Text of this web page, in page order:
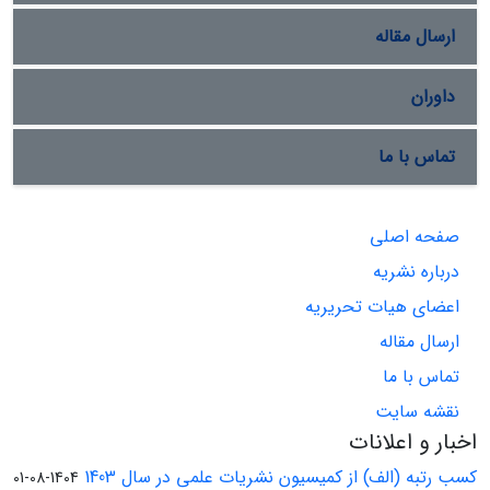
ارسال مقاله
داوران
تماس با ما
صفحه اصلی
درباره نشریه
اعضای هیات تحریریه
ارسال مقاله
تماس با ما
نقشه سایت
اخبار و اعلانات
کسب رتبه (الف) از کمیسیون نشریات علمی در سال 1403 1404-08-01